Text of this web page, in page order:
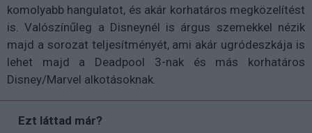
komolyabb hangulatot, és akár korhatáros megközelítést
is. Valószínűleg a Disneynél is árgus szemekkel nézik
majd a sorozat teljesítményét, ami akár ugródeszkája is
lehet majd a Deadpool 3-nak és más korhatáros
Disney/Marvel alkotásoknak.
Ezt láttad már?